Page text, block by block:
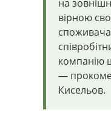
на
вірною
компанію
—
Кисельов.